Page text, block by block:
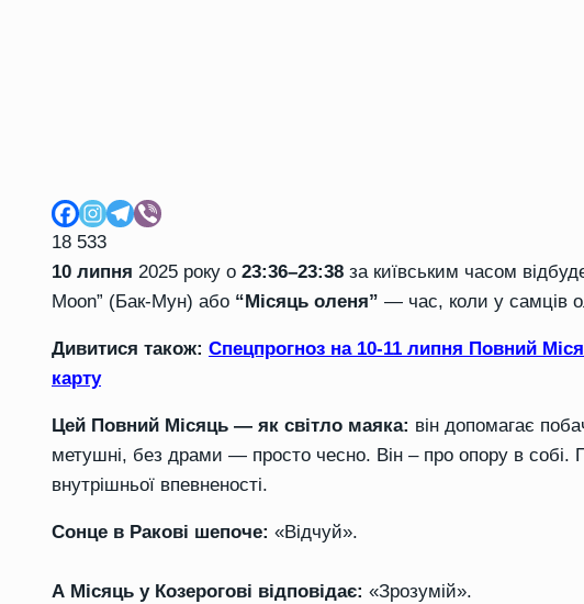
18 533
10 липня 2025 року о 23:36–23:38 за київським часом
Moon” (Бак‑Мун) або “Місяць оленя” — час, коли у самців
Дивитися також: Спецпрогноз на 10-11 липня Повний
карту
Цей Повний Місяць — як світло маяка: він допомагає
метушні, без драми — просто чесно. Він – про опору в собі.
внутрішньої впевненості.
Сонце в Ракові шепоче: «Відчуй».
А Місяць у Козерогові відповідає: «Зрозумій».